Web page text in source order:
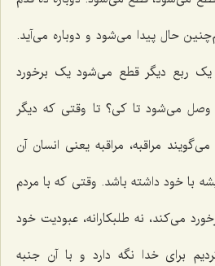
حال پیدا می‌شود و دوباره می‌آید.
ربع دیگر قطع می‌شود یک برخورد
می‌شود تا کی؟ تا وقتی که دیگر
مراقبه، مراقبه یعنی انسان آن
با خود داشته باشد. وقتی که با مردم
می‌کند، نه طلبکارانه، عبودیت خود
برای خدا نگه دارد و با آن جنبه